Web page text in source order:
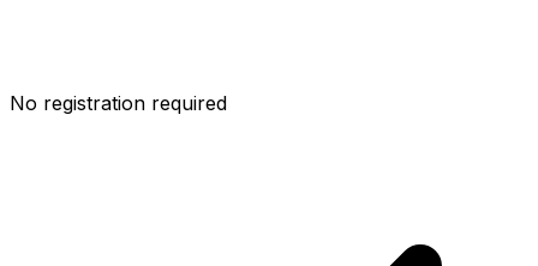
No registration required